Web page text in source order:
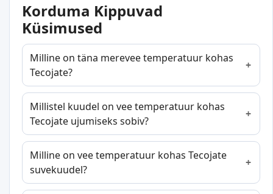
Korduma Kippuvad
Küsimused
Milline on täna merevee temperatuur kohas
Tecojate?
Millistel kuudel on vee temperatuur kohas
Tecojate ujumiseks sobiv?
Milline on vee temperatuur kohas Tecojate
suvekuudel?